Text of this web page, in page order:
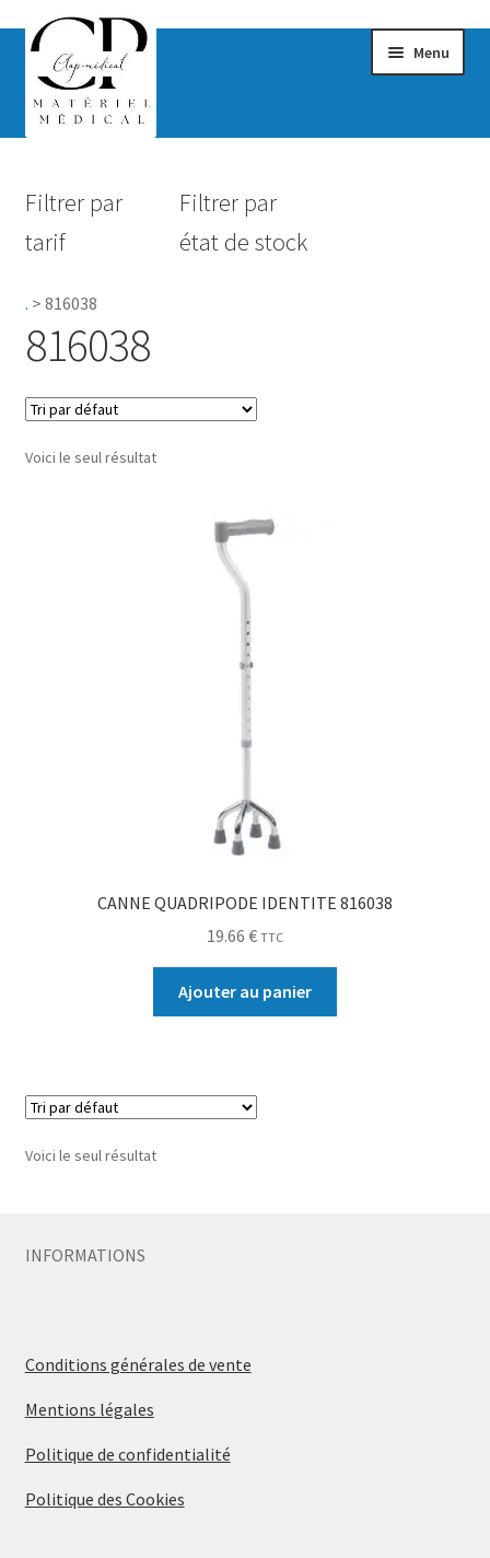
Menu
Hygiène
Accessoires Salle de bain
Filtrer par
tarif
Filtrer par
état de stock
. > 816038
816038
Voici le seul résultat
CANNE QUADRIPODE IDENTITE 816038
19.66 € TTC
Ajouter au panier
Voici le seul résultat
INFORMATIONS
Conditions générales de vente
Mentions légales
Politique de confidentialité
Politique des Cookies